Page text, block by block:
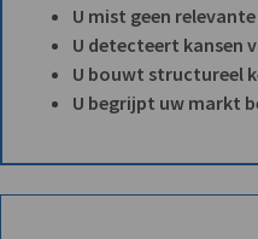
U mist geen
U detecteert kansen
U bouwt structureel
U begrijpt uw markt